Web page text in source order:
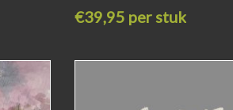
€39,95 per stuk